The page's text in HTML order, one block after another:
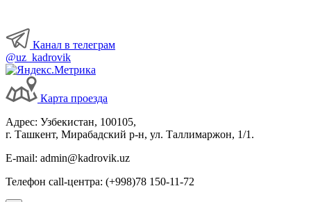
Канал в телеграм
@uz_kadrovik
Карта проезда
Адрес: Узбекистан, 100105,
г. Ташкент, Мирабадский р-н, ул. Таллимаржон, 1/1.
E-mail: admin@kadrovik.uz
Телефон call-центра: (+998)78 150-11-72